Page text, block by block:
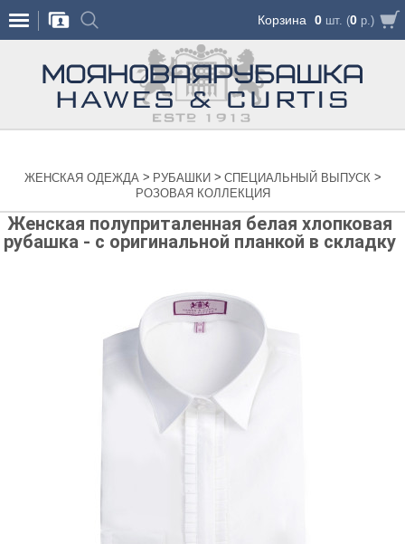
Корзина 0 шт. (0 р.)
ЖЕНСКАЯ ОДЕЖДА > РУБАШКИ > СПЕЦИАЛЬНЫЙ ВЫПУСК >
РОЗОВАЯ КОЛЛЕКЦИЯ
Женская полуприталенная белая хлопковая
рубашка - с оригинальной планкой в складку